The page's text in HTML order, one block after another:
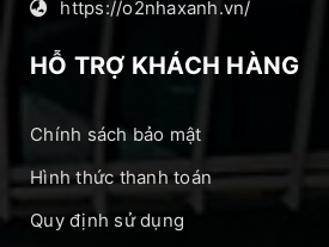
https://o2nhaxanh.vn/
HỖ TRỢ KHÁCH HÀNG
Chính sách bảo mật
Hình thức thanh toán
Quy định sử dụng